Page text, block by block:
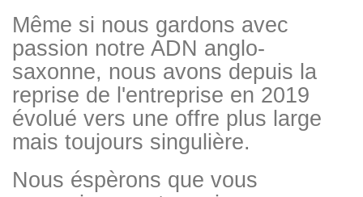
Même si nous gardons avec
passion notre ADN anglo-
saxonne, nous avons depuis la
reprise de l'entreprise en 2019
évolué vers une offre plus large
mais toujours singulière.
Nous éspèrons que vous